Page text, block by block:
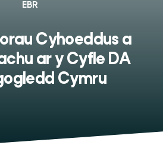
EBR
Cyhoeddus a
ar y Cyfle DA
Cymru